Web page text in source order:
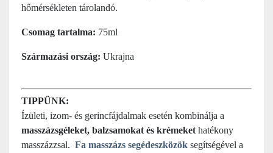
hőmérsékleten tárolandó.
Csomag tartalma: 75ml
Származási ország: Ukrajna
TIPPÜNK:
Ízületi, izom- és gerincfájdalmak esetén kombinálja a
masszázsgéleket, balzsamokat és krémeket hatékony
masszázzsal. Fa masszázs segédeszközök segítségével a